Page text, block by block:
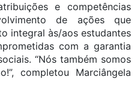
e competências
de ações que
integral às/aos estudantes
com a garantia
“Nós também somos
completou Marciângela